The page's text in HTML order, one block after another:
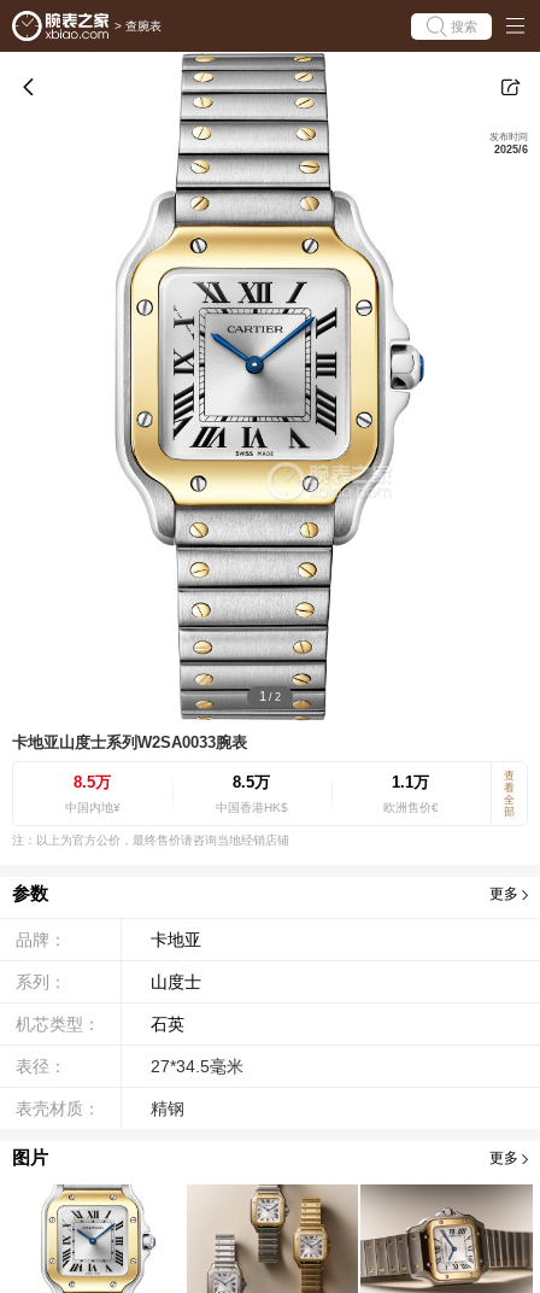
> 查腕表 搜索
1 / 2
发布时间
2025/6
卡地亚山度士系列W2SA0033腕表
8.5万
中国内地¥
8.5万
中国香港HK$
1.1万
欧洲售价€
查
看
全
部
注：以上为官方公价，最终售价请咨询当地经销店铺
参数 更多
品牌： 卡地亚
系列： 山度士
机芯类型： 石英
表径： 27*34.5毫米
表壳材质： 精钢
图片 更多